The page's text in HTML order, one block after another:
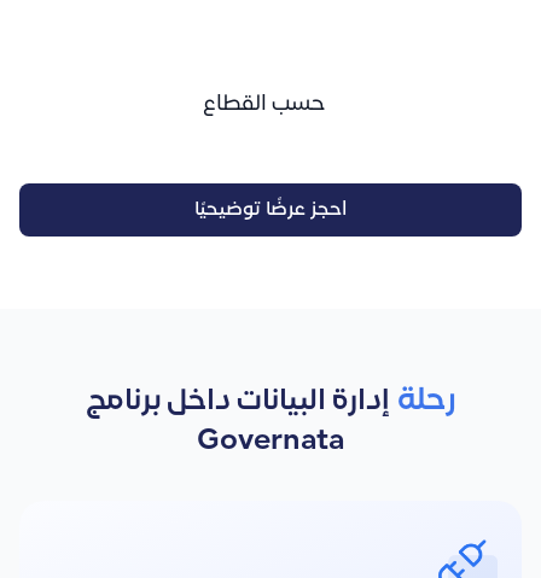
حسب القطاع
احجز عرضًا توضيحيًا
رحلة إدارة البيانات داخل برنامج
Governata